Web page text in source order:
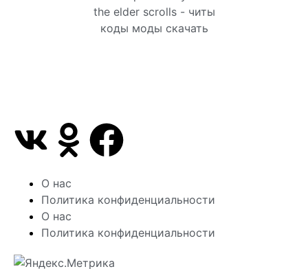
О нас
Политика конфиденциальности
О нас
Политика конфиденциальности